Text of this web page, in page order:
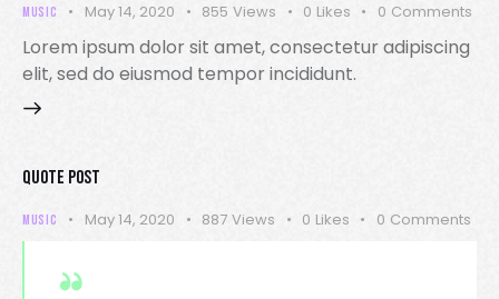
MUSIC May 14, 2020 855 Views 0 Likes 0 Comments
Lorem ipsum dolor sit amet, consectetur adipiscing
elit, sed do eiusmod tempor incididunt.
QUOTE POST
MUSIC May 14, 2020 887 Views 0 Likes 0 Comments